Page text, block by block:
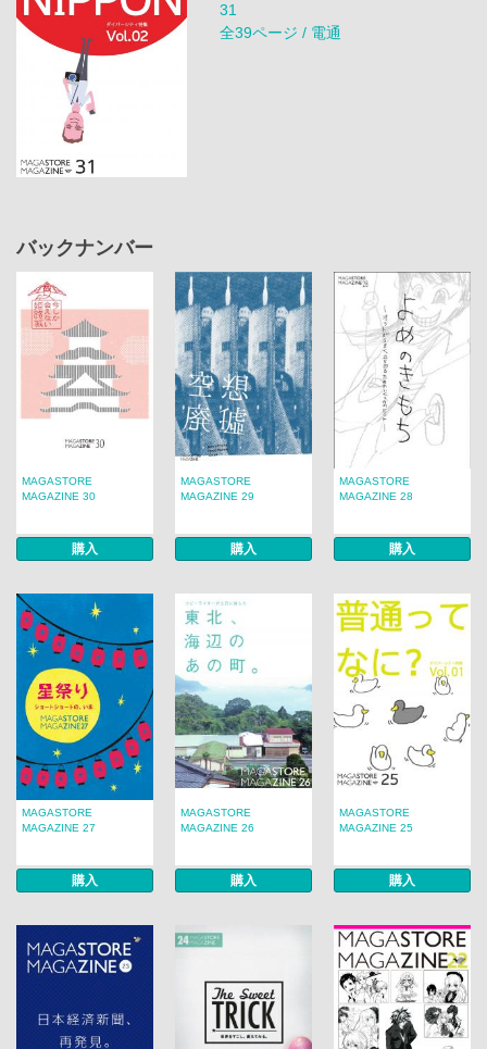
31
全39ページ / 電通
バックナンバー
MAGASTORE
MAGAZINE 30
購入
MAGASTORE
MAGAZINE 29
購入
MAGASTORE
MAGAZINE 28
購入
MAGASTORE
MAGAZINE 27
購入
MAGASTORE
MAGAZINE 26
購入
MAGASTORE
MAGAZINE 25
購入